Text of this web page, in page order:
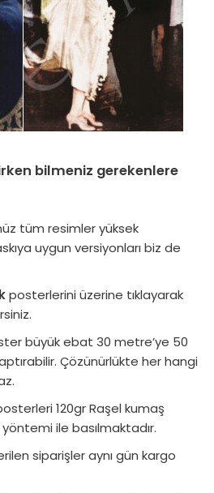
bilmeniz gerekenlere
tüm resimler yüksek
uygun versiyonları biz de
posterlerini üzerine tıklayarak
büyük ebat 30 metre’ye 50
Çözünürlükte her hangi
120gr Raşel kumaş
yöntemi ile basılmaktadır.
siparişler aynı gün kargo